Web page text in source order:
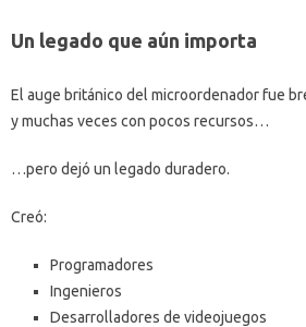
Un legado que aún importa
El auge británico del microordenador fue
y muchas veces con pocos recursos…
…pero dejó un legado duradero.
Creó:
Programadores
Ingenieros
Desarrolladores de videojuegos